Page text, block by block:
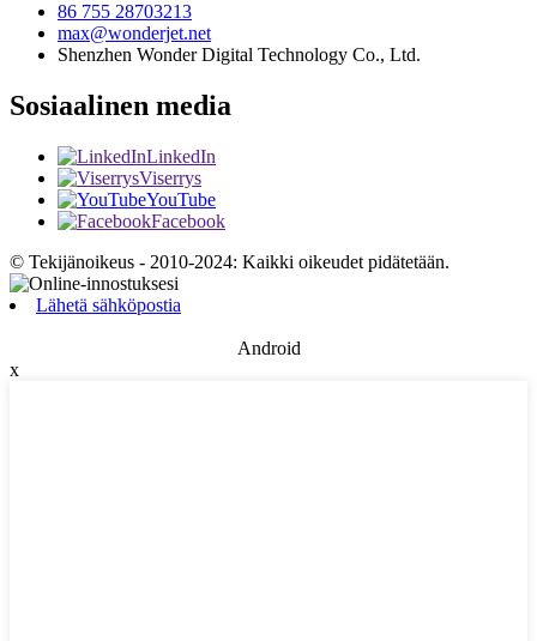
86 755 28703213
max@wonderjet.net
Shenzhen Wonder Digital Technology Co., Ltd.
Sosiaalinen media
LinkedIn
Viserrys
YouTube
Facebook
© Tekijänoikeus - 2010-2024: Kaikki oikeudet pidätetään.
Lähetä sähköpostia
Android
x